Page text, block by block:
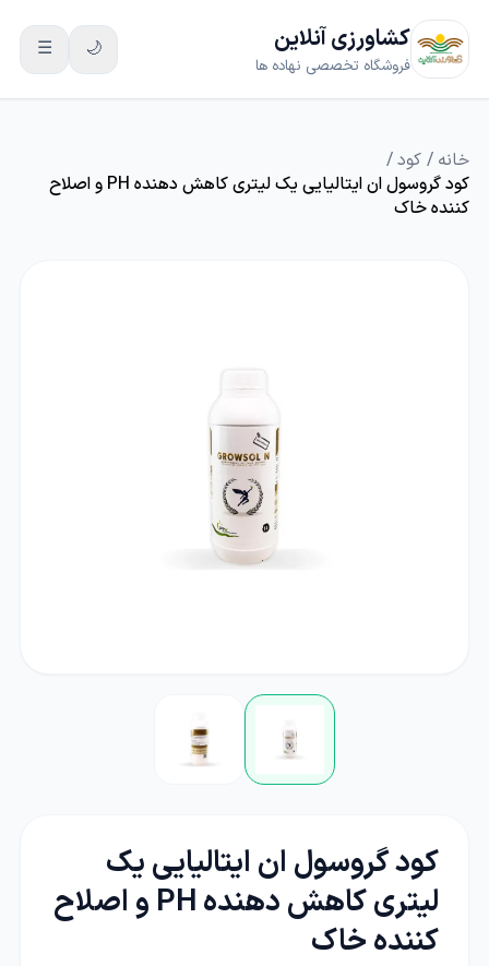
کشاورزی آنلاین
فروشگاه تخصصی نهاده ها
🌙
☰
خانه / کود/
کود گروسول ان ایتالیایی یک لیتری کاهش دهنده PH و اصلاح
کننده خاک
کود گروسول ان ایتالیایی یک
لیتری کاهش دهنده PH و اصلاح
کننده خاک